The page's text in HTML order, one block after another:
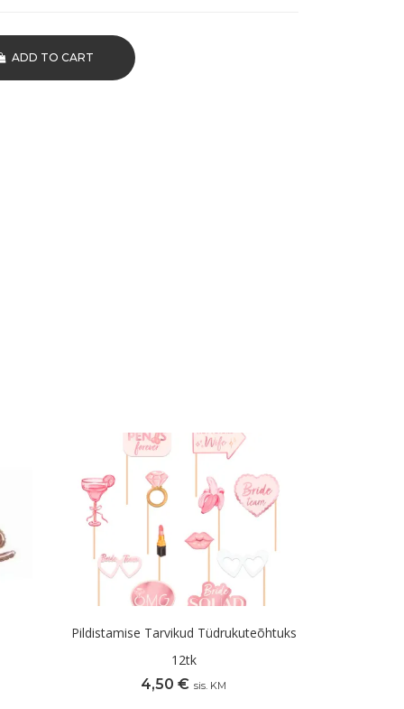
ADD TO CART
Pildistamise Tarvikud Tüdrukuteõhtuks
12tk
4,50 € sis. KM